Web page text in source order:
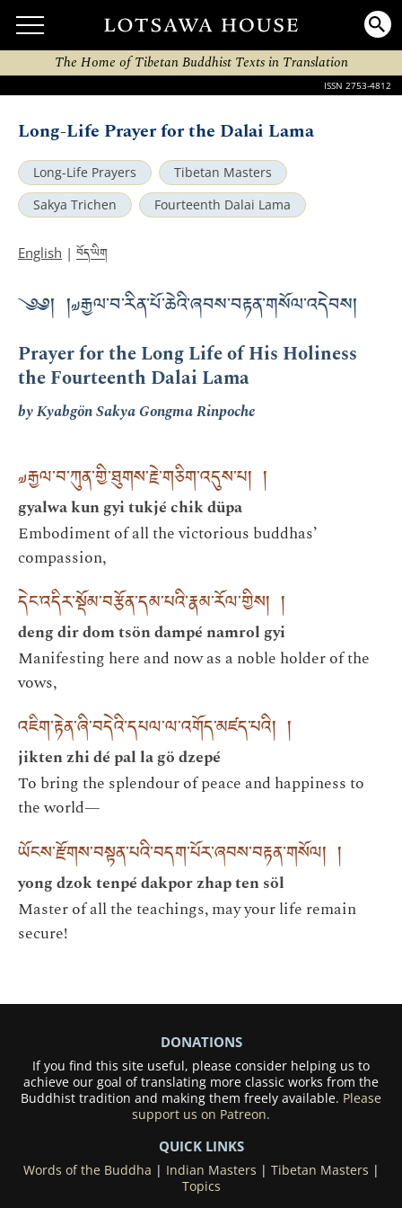
The Home of Tibetan Buddhist Texts in Translation
ISSN 2753-4812
Long-Life Prayer for the Dalai Lama
Long-Life Prayers
Tibetan Masters
Sakya Trichen
Fourteenth Dalai Lama
English | བོད་ཡིག
༄༅། །༧རྒྱལ་བ་རིན་པོ་ཆེའི་ཞབས་བརྟན་གསོལ་འདེབས།
Prayer for the Long Life of His Holiness
the Fourteenth Dalai Lama
by Kyabgön Sakya Gongma Rinpoche
༧རྒྱལ་བ་ཀུན་གྱི་ཐུགས་རྗེ་གཅིག་འདུས་པ། །
gyalwa kun gyi tukjé chik düpa
Embodiment of all the victorious buddhas’
compassion,
དེང་འདིར་སྡོམ་བརྩོན་དམ་པའི་རྣམ་རོལ་གྱིས། །
deng dir dom tsön dampé namrol gyi
Manifesting here and now as a noble holder of the
vows,
འཇིག་རྟེན་ཞི་བདེའི་དཔལ་ལ་འགོད་མཛད་པའི། །
jikten zhi dé pal la gö dzepé
To bring the splendour of peace and happiness to
the world—
ཡོངས་རྫོགས་བསྟན་པའི་བདག་པོར་ཞབས་བརྟན་གསོལ། །
yong dzok tenpé dakpor zhap ten söl
Master of all the teachings, may your life remain
secure!
DONATIONS
If you find this site useful, please consider helping us to
achieve our goal of translating more classic works from the
Buddhist tradition and making them freely available. Please
support us on Patreon.
QUICK LINKS
Words of the Buddha | Indian Masters | Tibetan Masters |
Topics